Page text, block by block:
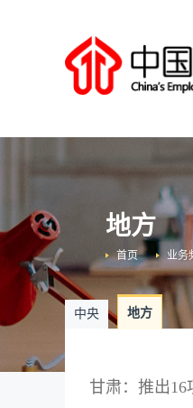
地方
业务
首页
中央 地方
甘肃：推出